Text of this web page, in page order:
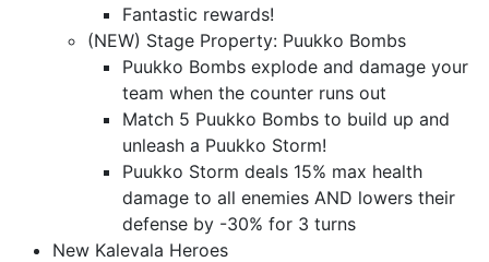
Fantastic rewards!
(NEW) Stage Property: Puukko Bombs
Puukko Bombs explode and damage your
team when the counter runs out
Match 5 Puukko Bombs to build up and
unleash a Puukko Storm!
Puukko Storm deals 15% max health
damage to all enemies AND lowers their
defense by -30% for 3 turns
New Kalevala Heroes